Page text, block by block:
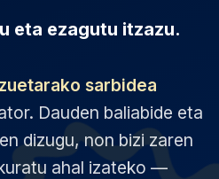
eta ezagutu itzazu.
sarbidea
Dauden baliabide eta
dizugu, non bizi zaren
ahal izateko —